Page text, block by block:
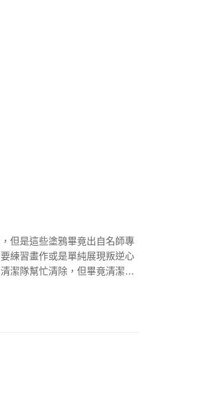
但是這些塗鴉畢竟出自名師專
練習畫作或是單純展現叛逆心
潔隊幫忙清除，但畢竟清潔